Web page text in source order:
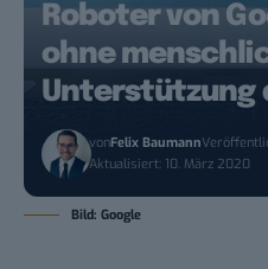
Roboter von
ohne
Unterstützung
vonFelix Baumann
Aktualisiert: 10. März 2020
Bild: Google